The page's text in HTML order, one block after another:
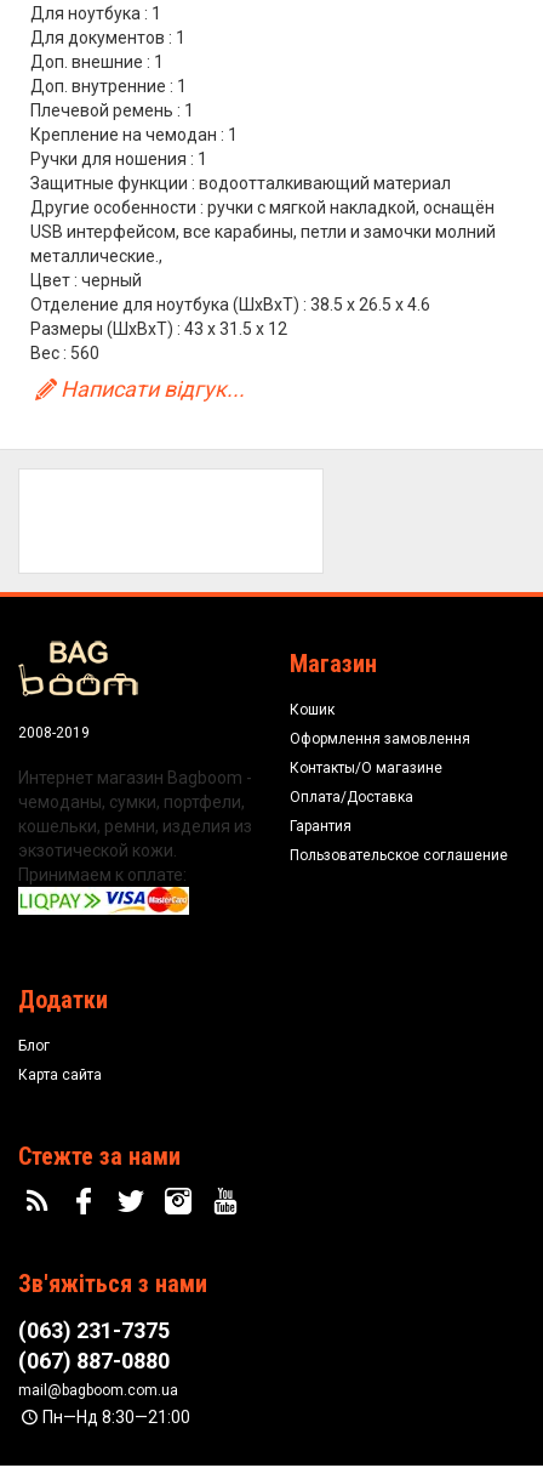
Для ноутбука : 1
Для документов : 1
Доп. внешние : 1
Доп. внутренние : 1
Плечевой ремень : 1
Крепление на чемодан : 1
Ручки для ношения : 1
Защитные функции : водоотталкивающий материал
Другие особенности : ручки с мягкой накладкой, оснащён
USB интерфейсом, все карабины, петли и замочки молний
металлические.,
Цвет : черный
Отделение для ноутбука (ШхВхТ) : 38.5 x 26.5 x 4.6
Размеры (ШхВхТ) : 43 x 31.5 x 12
Вес : 560
Написати відгук...
2008-2019
Интернет магазин Bagboom -
чемоданы, сумки, портфели,
кошельки, ремни, изделия из
экзотической кожи.
Принимаем к оплате:
Магазин
Кошик
Оформлення замовлення
Контакты/О магазине
Оплата/Доставка
Гарантия
Пользовательское соглашение
Додатки
Блог
Карта сайта
Стежте за нами
Зв'яжіться з нами
(063) 231-7375
(067) 887-0880
mail@bagboom.com.ua
Пн—Нд 8:30—21:00